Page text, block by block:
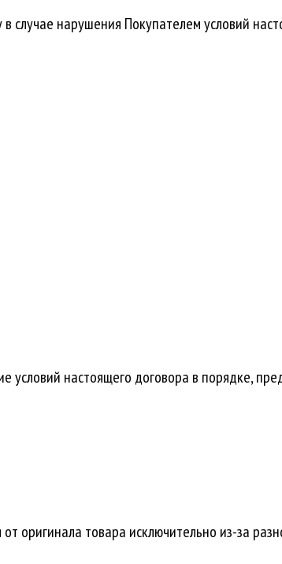
случае нарушения Покупателем условий
условий настоящего договора в порядке,
оригинала товара исключительно из-за